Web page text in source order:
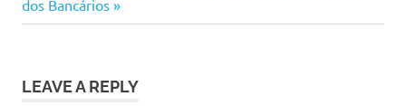
de São
dos
Bancários
dos Bancários
LEAVE A REPLY